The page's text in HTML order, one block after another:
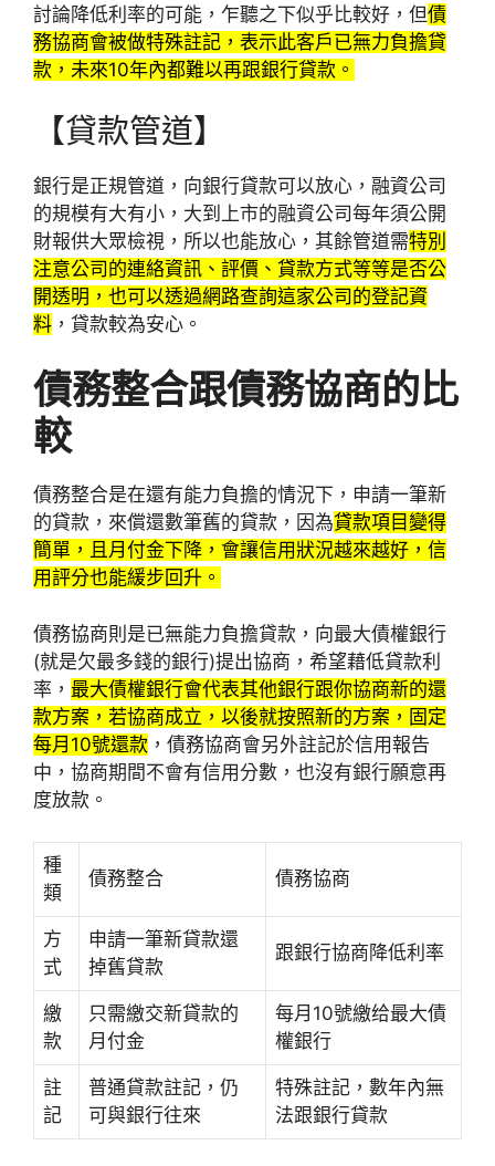
討論降低利率的可能，乍聽之下似乎比較好，但債
務協商會被做特殊註記，表示此客戶已無力負擔貸
款，未來10年內都難以再跟銀行貸款。
【貸款管道】
銀行是正規管道，向銀行貸款可以放心，融資公司
的規模有大有小，大到上市的融資公司每年須公開
財報供大眾檢視，所以也能放心，其餘管道需特別
注意公司的連絡資訊、評價、貸款方式等等是否公
開透明，也可以透過網路查詢這家公司的登記資
料 ，貸款較為安心。
債務整合跟債務協商的比
較
債務整合是在還有能力負擔的情況下，申請一筆新
的貸款，來償還數筆舊的貸款，因為貸款項目變得
簡單，且月付金下降，會讓信用狀況越來越好，信
用評分也能緩步回升。
債務協商則是已無能力負擔貸款，向最大債權銀行
(就是欠最多錢的銀行)提出協商，希望藉低貸款利
率， 最大債權銀行會代表其他銀行跟你協商新的還
款方案，若協商成立，以後就按照新的方案，固定
每月10號還款 ，債務協商會另外註記於信用報告
中，協商期間不會有信用分數，也沒有銀行願意再
度放款。
種
類
債務整合 債務協商
方
式
申請一筆新貸款還
掉舊貸款
跟銀行協商降低利率
繳
款
只需繳交新貸款的
月付金
每月10號繳给最大債
權銀行
註
記
普通貸款註記，仍
可與銀行往來
特殊註記，數年內無
法跟銀行貸款